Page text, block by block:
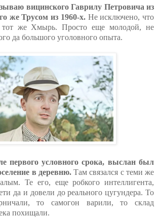
вицинского Гаврилу Петровича из
же Трусом из 1960-х.Не исключено, что
тот же Хмырь. Просто еще молодой, не
да большого уголовного опыта.
первого условного срока, выслан был
в деревню.Там связался с теми же
Те его, еще робкого интеллигента,
да и довели до реального цугундера. То
то самогон варили, то склад
похищали.